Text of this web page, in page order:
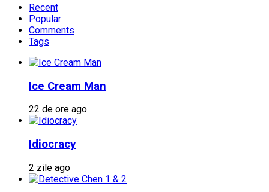
Recent
Popular
Comments
Tags
Ice Cream Man
22 de ore ago
Idiocracy
2 zile ago